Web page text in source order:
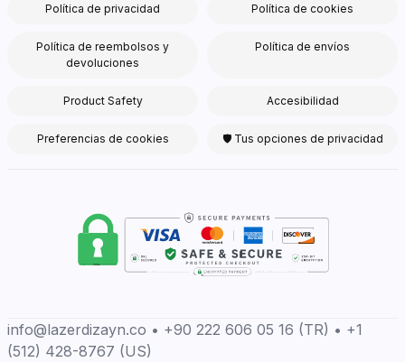
Política de privacidad Política de cookies
Política de reembolsos y
devoluciones
Política de envíos
Product Safety Accesibilidad
Preferencias de cookies 🛡 Tus opciones de privacidad
info@lazerdizayn.co • +90 222 606 05 16 (TR) • +1
(512) 428-8767 (US)